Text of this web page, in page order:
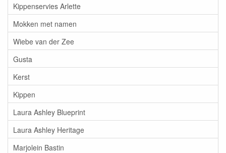
Kippenservies Arlette
Mokken met namen
Wiebe van der Zee
Gusta
Kerst
Kippen
Laura Ashley Blueprint
Laura Ashley Heritage
Marjolein Bastin